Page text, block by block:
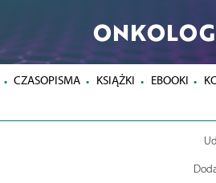
CZASOPISMA KSIĄŻKI EBOOKI